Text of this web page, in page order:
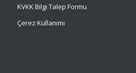
KVKK Bilgi Talep Formu
Çerez Kullanımı